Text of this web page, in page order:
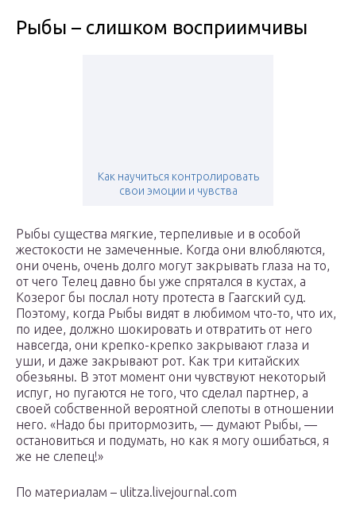
Рыбы – слишком восприимчивы
Как научиться контролировать
свои эмоции и чувства
Рыбы существа мягкие, терпеливые и в особой
жестокости не замеченные. Когда они влюбляются,
они очень, очень долго могут закрывать глаза на то,
от чего Телец давно бы уже спрятался в кустах, а
Козерог бы послал ноту протеста в Гаагский суд.
Поэтому, когда Рыбы видят в любимом что-то, что их,
по идее, должно шокировать и отвратить от него
навсегда, они крепко-крепко закрывают глаза и
уши, и даже закрывают рот. Как три китайских
обезьяны. В этот момент они чувствуют некоторый
испуг, но пугаются не того, что сделал партнер, а
своей собственной вероятной слепоты в отношении
него. «Надо бы притормозить, — думают Рыбы, —
остановиться и подумать, но как я могу ошибаться, я
же не слепец!»
По материалам – ulitza.livejournal.com